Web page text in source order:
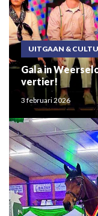
UITGAAN &
Gala in
vertier!
3 februari 2026